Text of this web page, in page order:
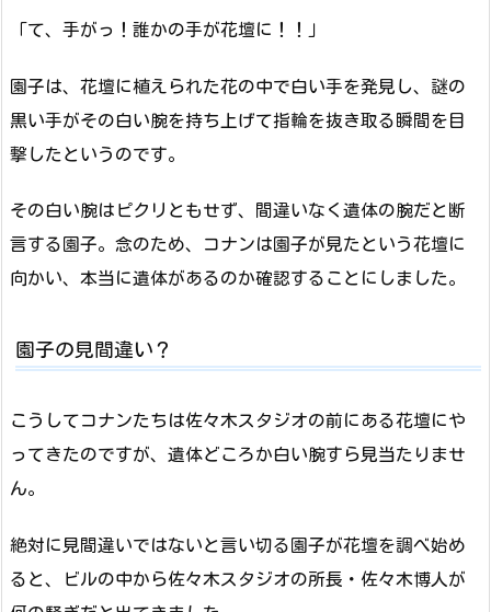
「て、手がっ！誰かの手が花壇に！！」
園子は、花壇に植えられた花の中で白い手を発見し、謎の
黒い手がその白い腕を持ち上げて指輪を抜き取る瞬間を目
撃したというのです。
その白い腕はピクリともせず、間違いなく遺体の腕だと断
言する園子。念のため、コナンは園子が見たという花壇に
向かい、本当に遺体があるのか確認することにしました。
園子の見間違い？
こうしてコナンたちは佐々木スタジオの前にある花壇にや
ってきたのですが、遺体どころか白い腕すら見当たりませ
ん。
絶対に見間違いではないと言い切る園子が花壇を調べ始め
ると、ビルの中から佐々木スタジオの所長・佐々木博人が